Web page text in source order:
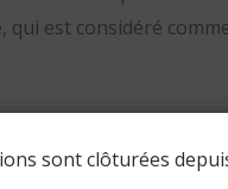
qui est considéré
et du
sont clôturées